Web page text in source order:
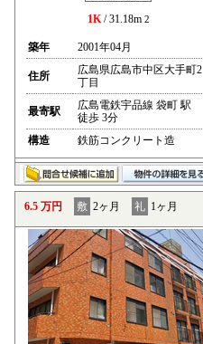
1K/ 31.18m 2
築年 2001年04月
住所
広島県広島市中区大手町2
丁目
最寄駅
広島電鉄宇品線 袋町 駅
徒歩 3分
構造
鉄筋コンクリート造
6.5 万円 敷 2ヶ月 礼 1ヶ月